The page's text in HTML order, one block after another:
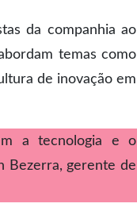
da companhia ao
temas como
de inovação em
a tecnologia e o
Bezerra, gerente de